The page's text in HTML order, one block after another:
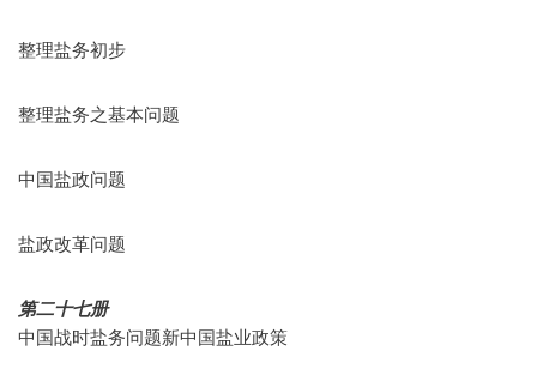
整理盐务初步
整理盐务之基本问题
中国盐政问题
盐政改革问题
第二十七册
中国战时盐务问题新中国盐业政策